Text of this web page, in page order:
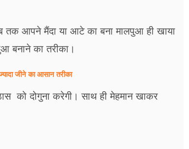
आपने मैंदा या आटे का बना मालपुआ ही खाया
बनाने का तरीका।
जीने का आसान तरीका
को दोगुना करेगी। साथ ही मेहमान खाकर